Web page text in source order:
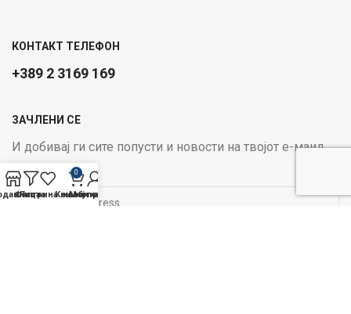
КОНТАКТ ТЕЛЕФОН
+389 2 3169 169
ЗАЧЛЕНИ СЕ
И добивај ги сите попусти и новости на твојот е-маил
Email address:
Филтри
Листа на желби
0
Кошничка
Мој профил